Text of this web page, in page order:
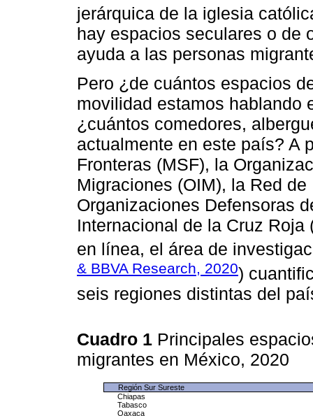
jerárquica de la iglesia
hay espacios seculares o de
ayuda a las personas
Pero ¿de cuántos espacios
movilidad estamos hablando
¿cuántos comedores,
actualmente en este país? A
Fronteras (MSF), la
Migraciones (OIM), la Red
Organizaciones Defensoras
Internacional de la Cruz
en línea, el área de
& BBVA Research, 2020)
seis regiones distintas del
Cuadro 1 Principales
migrantes en México, 2020
Región Sur Sureste
Chiapas
Tabasco
Oaxaca